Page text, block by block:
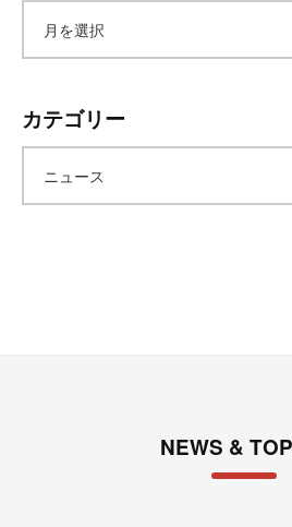
カ
イ
カテゴリー
ニュース
NEWS &